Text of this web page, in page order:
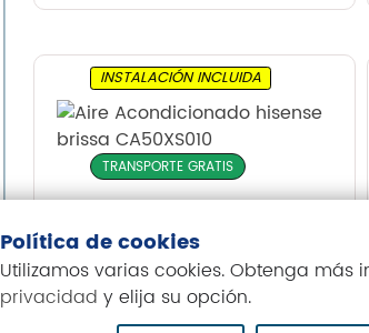
INSTALACIÓN INCLUIDA
TRANSPORTE GRATIS
Hisense Brissa
CA50XS01
1.099,00€
Política de cookies
Utilizamos varias cookies. Obtenga más
privacidad y elija su opción.